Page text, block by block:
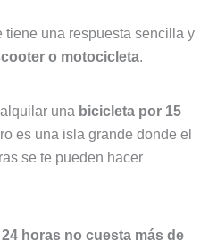
tiene una respuesta sencilla y
o motocicleta.
una bicicleta por 15
es una isla grande donde el
se te pueden hacer
horas no cuesta más de